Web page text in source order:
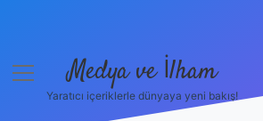
menüyüMedya ve İlham
Yaratıcı içeriklerle dünyaya yeni bakış!